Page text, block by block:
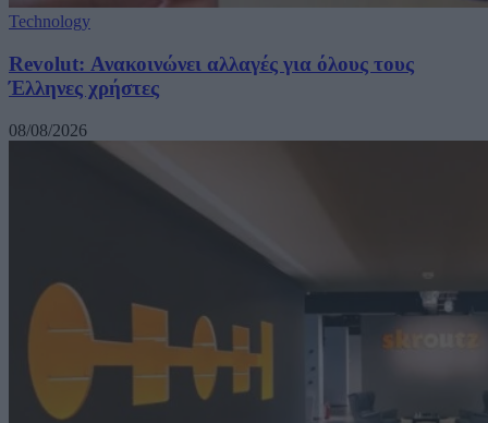
Technology
Revolut: Ανακοινώνει αλλαγές για όλους τους
Έλληνες χρήστες
08/08/2026